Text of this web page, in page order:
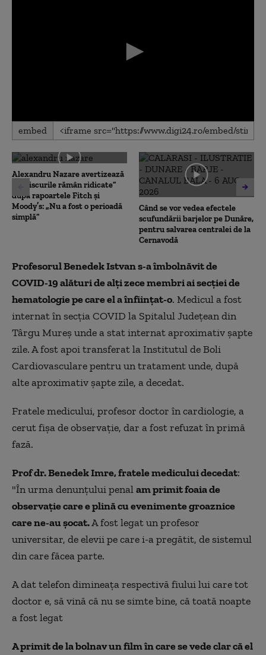
0
seconds
0
seconds
embed
Alexandru Nazare avertizează
că „riscurile rămân ridicate”
după rapoartele Fitch și
Moody’s: „Nu a fost o perioadă
simplă”
Când se vor vedea efectele
scufundării barjelor pe Dunăre,
pentru salvarea centralei de la
Cernavodă
Profesorul Benedek Istvan s-a îmbolnăvit de
COVID-19 alături de alți zece membri ai secției de
hematologie pe care el a înființat-o. Medicul a fost
internat în secția COVID la Spitalul Județean din
Târgu Mureș unde a stat internat aproximativ șapte
zile. A fost apoi transferat la Institutul de Boli
Cardiovasculare pentru un tratament unde, după
alte aproximativ șapte zile, a decedat.
Fratele medicului, profesor doctor în cardiologie, a
cerut fișa de observație, dar a fost refuzat în primă
fază.
Prof dr. Benedek Imre, fratele medicului decedat:
"În urma denunțului penalam primit foaia de
observație care e plină cu evenimente groaznice
care ne-au șocat.A fost legat un profesor
universitar, de elevii pe care i-a pregătit, de sistemul
din care făcea parte.
A dat telefon dimineața respectivă fiului lui care tot
doctor e, să vină că nu se simte bine, că toată noapte
a fost legat
A primit de la bolnav un film în care se vede clar că el